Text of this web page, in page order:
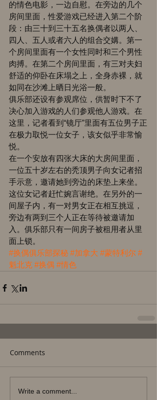
的情色电影，一边自慰。在旁边的几个
房间里面，性爱游戏已经进入第二个阶
段：由三十到三十五名换偶者以两人、
四人、五人或者六人的组合交媾。第一
个房间里面有一个女性同时和三个男性
肉搏。在第二个房间里面，有三对夫妇
舒适的仰卧在床塌之上，全身赤裸，就
如同在沙滩上晒日光浴一般。
俱乐部还设有参观席位，供暂时下不了
决心加入游戏的人们参观他人游戏。在
这里，记者看到“镜厅”里面有五位男子正
在极力取悦一位女子，该女似乎非常愉
悦。
在一个安放有四张大床的大房间里面，
一位五十岁左右的秃顶男子向女记者招
手示意，邀请她到旁边的床垫上来坐。
这位女记者赶忙婉言谢绝。在另外的一
间屋子内，有一对男女正在相互挑逗，
旁边有两到三个人正在等待被邀请加
入。俱乐部只有一间房子被租用者从里
面上锁。
#换偶俱乐部探秘 #加拿大 #蒙特利尔 #
魁北克 #换偶 #情色
Comments
Write a comment...